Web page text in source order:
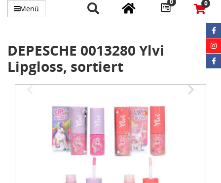
Menü
0 0
DEPESCHE 0013280 Ylvi
Lipgloss, sortiert